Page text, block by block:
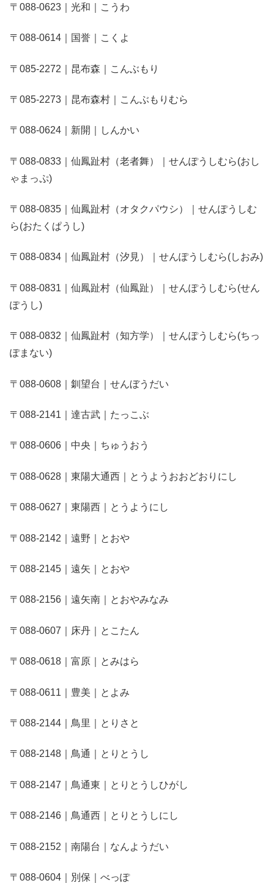
〒088-0623｜光和｜こうわ
〒088-0614｜国誉｜こくよ
〒085-2272｜昆布森｜こんぶもり
〒085-2273｜昆布森村｜こんぶもりむら
〒088-0624｜新開｜しんかい
〒088-0833｜仙鳳趾村（老者舞）｜せんぽうしむら(おし
ゃまっぷ)
〒088-0835｜仙鳳趾村（オタクパウシ）｜せんぽうしむ
ら(おたくぱうし)
〒088-0834｜仙鳳趾村（汐見）｜せんぽうしむら(しおみ)
〒088-0831｜仙鳳趾村（仙鳳趾）｜せんぽうしむら(せん
ぽうし)
〒088-0832｜仙鳳趾村（知方学）｜せんぽうしむら(ちっ
ぽまない)
〒088-0608｜釧望台｜せんぼうだい
〒088-2141｜達古武｜たっこぶ
〒088-0606｜中央｜ちゅうおう
〒088-0628｜東陽大通西｜とうようおおどおりにし
〒088-0627｜東陽西｜とうようにし
〒088-2142｜遠野｜とおや
〒088-2145｜遠矢｜とおや
〒088-2156｜遠矢南｜とおやみなみ
〒088-0607｜床丹｜とこたん
〒088-0618｜富原｜とみはら
〒088-0611｜豊美｜とよみ
〒088-2144｜鳥里｜とりさと
〒088-2148｜鳥通｜とりとうし
〒088-2147｜鳥通東｜とりとうしひがし
〒088-2146｜鳥通西｜とりとうしにし
〒088-2152｜南陽台｜なんようだい
〒088-0604｜別保｜べっぽ